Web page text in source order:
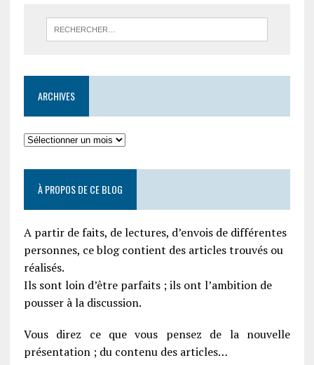
ARCHIVES
À PROPOS DE CE BLOG
A partir de faits, de lectures, d’envois de différentes
personnes, ce blog contient des articles trouvés ou
réalisés.
Ils sont loin d’être parfaits ; ils ont l’ambition de
pousser à la discussion.
Vous direz ce que vous pensez de la nouvelle
présentation ; du contenu des articles…